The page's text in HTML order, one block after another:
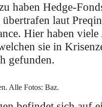
haben Hedge-
übertrafen laut
Hier haben viele
sie in
gefunden.
Alle Fotos: Baz.